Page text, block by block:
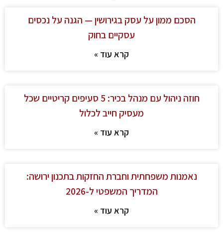
הסכם ממון על עסק בגירושין — הגנה על נכסים
עסקיים בחוק
קרא עוד »
חוזה ניהול עם מנהל בכיר: 5 סעיפים קריטיים שכל
מעסיק חייב לכלול
קרא עוד »
נאמנות משפחתית וחברת החזקות בתכנון ירושה:
המדריך המשפטי ל-2026
קרא עוד »